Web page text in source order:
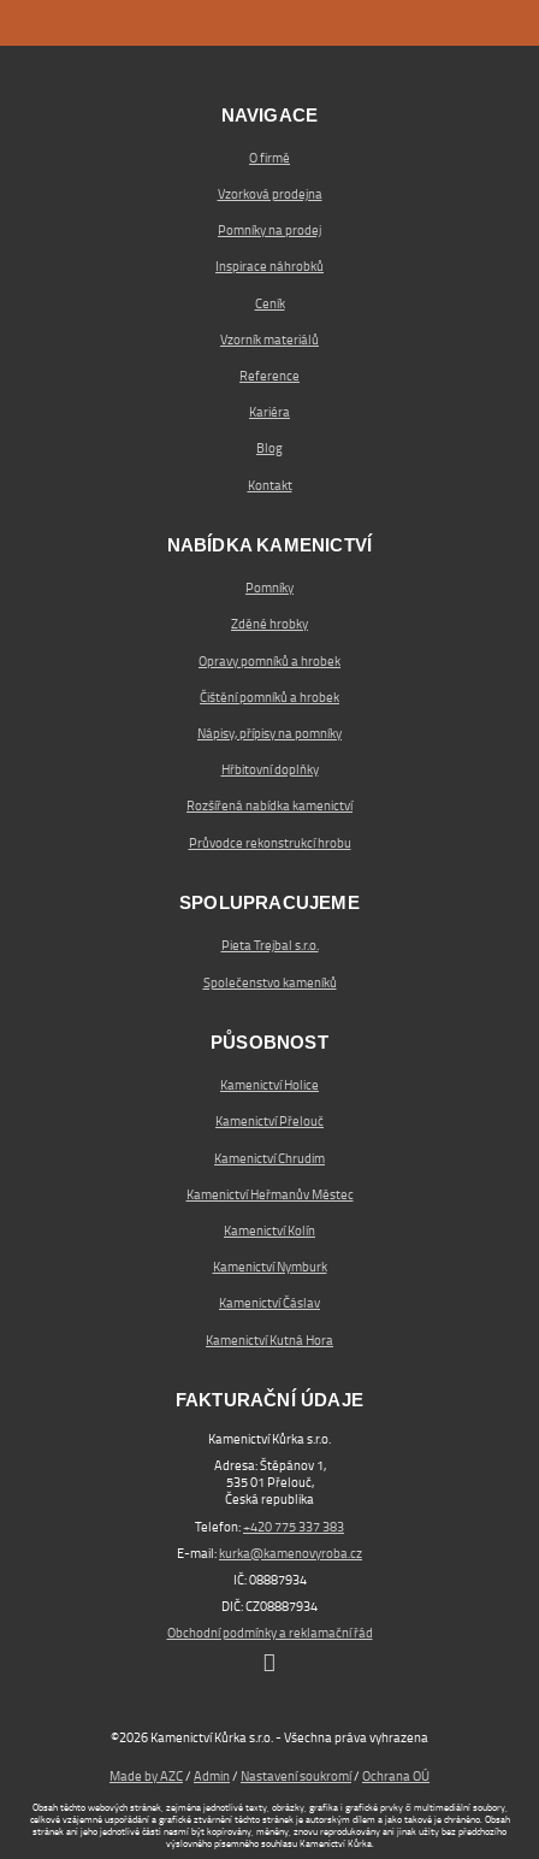
NAVIGACE
O firmě
Vzorková prodejna
Pomníky na prodej
Inspirace náhrobků
Ceník
Vzorník materiálů
Reference
Kariéra
Blog
Kontakt
NABÍDKA KAMENICTVÍ
Pomníky
Zděné hrobky
Opravy pomníků a hrobek
Čištění pomníků a hrobek
Nápisy, přípisy na pomníky
Hřbitovní doplňky
Rozšířená nabídka kamenictví
Průvodce rekonstrukcí hrobu
SPOLUPRACUJEME
Pieta Trejbal s.r.o.
Společenstvo kameníků
PŮSOBNOST
Kamenictví Holice
Kamenictví Přelouč
Kamenictví Chrudim
Kamenictví Heřmanův Městec
Kamenictví Kolín
Kamenictví Nymburk
Kamenictví Čáslav
Kamenictví Kutná Hora
FAKTURAČNÍ ÚDAJE
Kamenictví Kůrka s.r.o.
Adresa: Štěpánov 1,
535 01 Přelouč,
Česká republika
Telefon:+420 775 337 383
E-mail:kurka@kamenovyroba.cz
IČ: 08887934
DIČ: CZ08887934
Obchodní podmínky a reklamační řád
©2026 Kamenictví Kůrka s.r.o. - Všechna práva vyhrazena
Made by AZC/Admin/Nastavení soukromí/Ochrana OÚ
Obsah těchto webových stránek, zejména jednotlivé texty, obrázky, grafika i grafické prvky či multimediální soubory,
celkové vzájemné uspořádání a grafické ztvárnění těchto stránek je autorským dílem a jako takové je chráněno. Obsah
stránek ani jeho jednotlivé části nesmí být kopírovány, měněny, znovu reprodukovány ani jinak užity bez předchozího
výslovného písemného souhlasu Kamenictví Kůrka.